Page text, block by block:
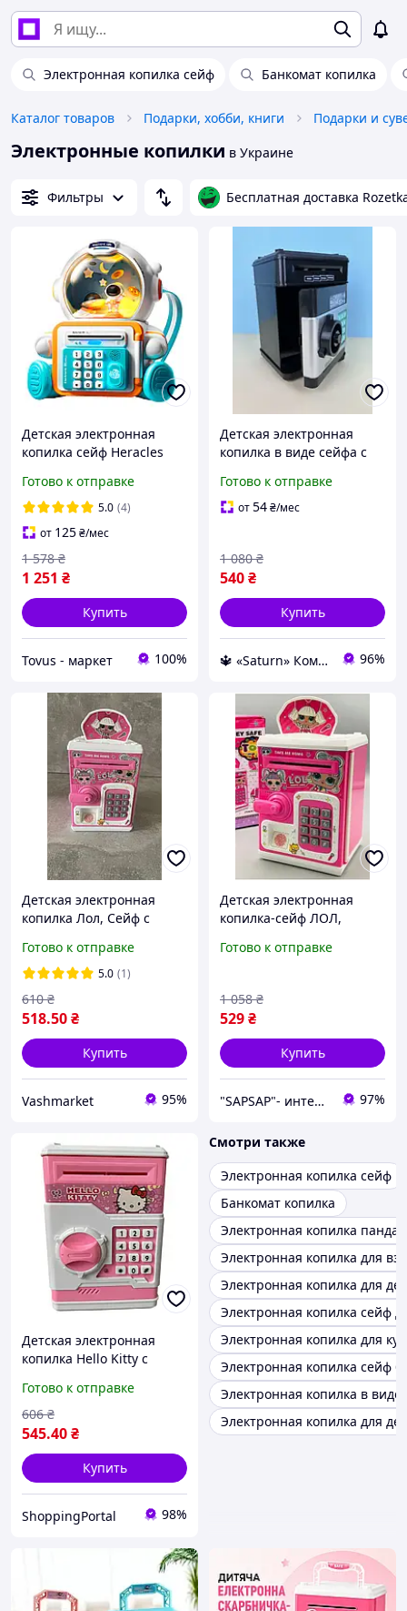
Электронная копилка сейф Банкомат копилка
Каталог товаров Подарки, хобби, книги Подарки и
Электронные копилки в Украине
Фильтры Бесплатная доставка
Детская электронная
копилка сейф Heracles
автозагрузкой купюр, пин
код, отпечаток пальца,
музыка
Готово к отправке
5.0 (4)
от 125₴/мес
1 251 ₴
1 578 ₴
Купить
Tovus - маркет 100%
Детская электронная
копилка в виде сейфа с
батарейках с кодовым
замком банкомат игрушка
Готово к отправке
от54₴/мес
540₴
1 080 ₴
Купить
🔱 «Saturn» Компетентность! Качество товара! Быстрая отправка! ✅ 96%
Детская электронная
копилка Лол, Сейф с
отпечатком пальца LOL
розовый
Готово к отправке
5.0 (1)
518.50₴
610 ₴
Купить
Vashmarket 95%
Детская электронная
копилка-сейф ЛОЛ,
замком и отпечатком
Готово к отправке
529₴
1 058 ₴
Купить
"SAPSAP"- интернет магазин 97%
Детская электронная
копилка Hello Kitty с
сейф с кодовым замком
Хэллоуина Китти
Готово к отправке
545.40₴
606 ₴
Купить
ShoppingPortal 98%
Смотри также
Электронная копилка сейф
Банкомат копилка
Электронная копилка панда
Электронная копилка для
Электронная копилка для
Электронная копилка сейф
Электронная копилка для
Электронная копилка сейф
Электронная копилка в виде
Электронная копилка для